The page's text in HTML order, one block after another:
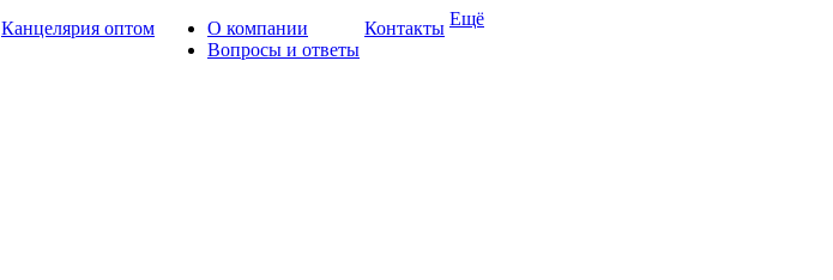
Канцелярия оптом
О компании
Вопросы и ответы
Контакты Ещё